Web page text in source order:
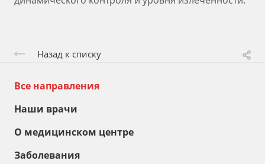
Назад к списку
Все направления
Наши врачи
О медицинском центре
Заболевания